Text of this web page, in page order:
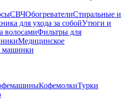
СВЧОбогревателиСтиральные и
для ухода за собойУтюги и
волосамиФильтры для
Медицинское
КофемолкиТурки